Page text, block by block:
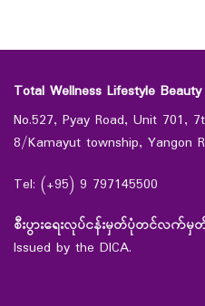
Total Wellness Lifestyle
No.527, Pyay Road, Unit 701,
8/Kamayut township, Yangon
Tel: (+95) 9 797145500
စီးပွားရေးလုပ်ငန်းမှတ်ပုံတင်လက်
Issued by the DICA.